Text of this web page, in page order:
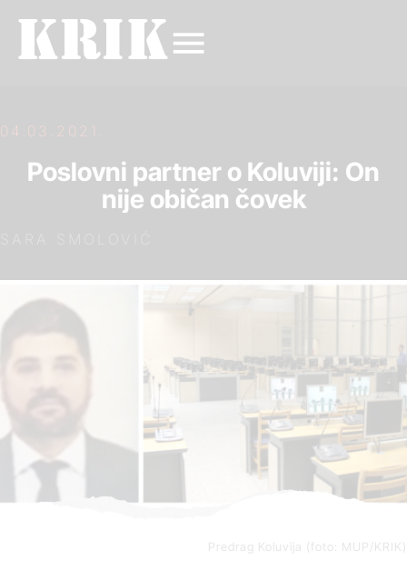
04.03.2021.
Poslovni partner o Koluviji: On
nije običan čovek
Predrag Koluvija (foto: MUP/KRIK)